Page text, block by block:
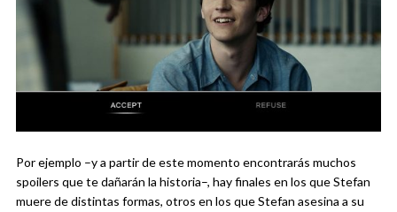
Por ejemplo –y a partir de este momento encontrarás muchos
spoilers que te dañarán la historia–, hay finales en los que Stefan
muere de distintas formas, otros en los que Stefan asesina a su